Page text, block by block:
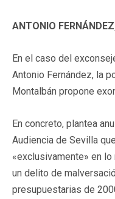
ANTONIO
En el caso del
Antonio Fernández, la
Montalbán propone
En concreto, plantea
Audiencia de Sevilla
«exclusivamente» en
un delito de
presupuestarias de